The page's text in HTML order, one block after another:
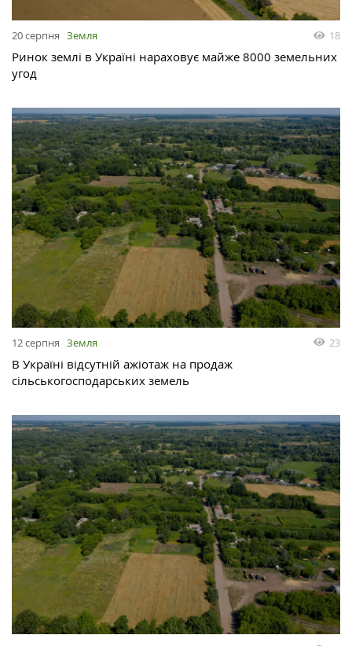
20 серпня Земля 18
Ринок землі в Україні нараховує майже 8000 земельних
угод
12 серпня Земля 23
В Україні відсутній ажіотаж на продаж
сільськогосподарських земель